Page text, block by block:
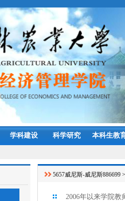
学科建设 科学研究 本科生教
5657威尼斯-威尼斯886699
2006年以来学院教